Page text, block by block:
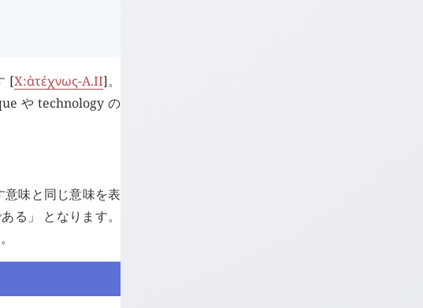
[X:ἀτέχνως-A.II]。
や technology の
味と同じ意味を表
る」 となります。